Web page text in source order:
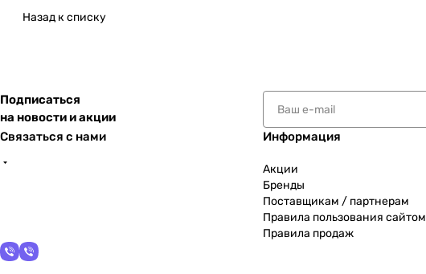
Назад к списку
Подписаться
на новости и акции
Связаться с нами
Информация
Акции
Бренды
Поставщикам / партнерам
Правила пользования сайтом
Правила продаж